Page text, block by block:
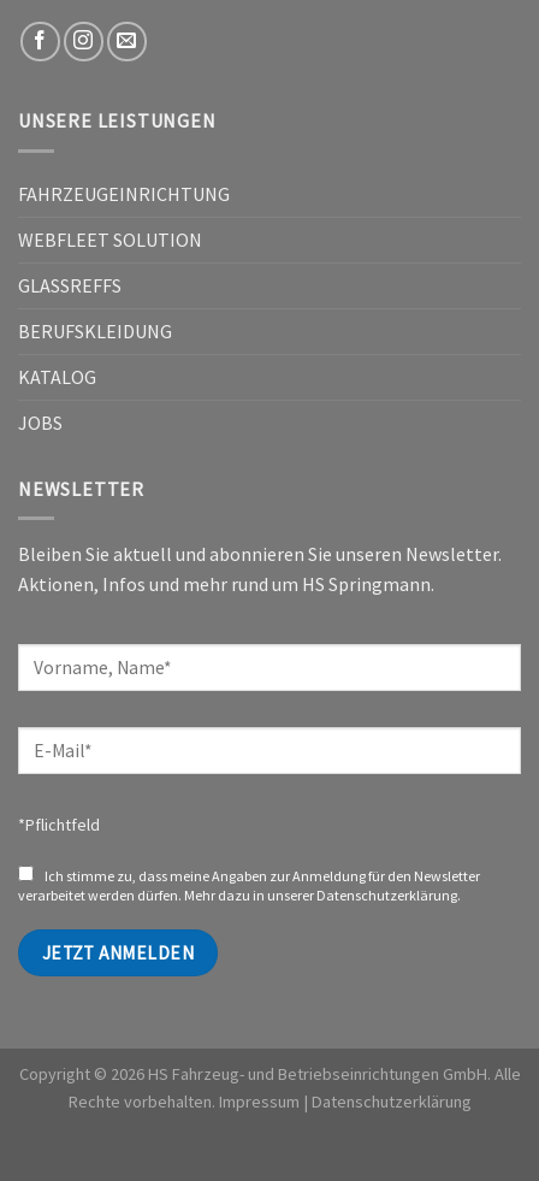
UNSERE LEISTUNGEN
FAHRZEUGEINRICHTUNG
WEBFLEET SOLUTION
GLASSREFFS
BERUFSKLEIDUNG
KATALOG
JOBS
NEWSLETTER
Bleiben Sie aktuell und abonnieren Sie unseren Newsletter.
Aktionen, Infos und mehr rund um HS Springmann.
*Pflichtfeld
Ich stimme zu, dass meine Angaben zur Anmeldung für den Newsletter
verarbeitet werden dürfen. Mehr dazu in unserer Datenschutzerklärung.
Copyright © 2026 HS Fahrzeug- und Betriebseinrichtungen GmbH. Alle
Rechte vorbehalten. Impressum | Datenschutzerklärung